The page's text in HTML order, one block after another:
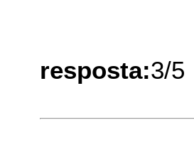
resposta:3/5